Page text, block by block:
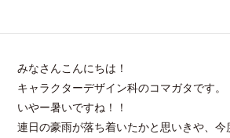
みなさんこんにちは！
キャラクターデザイン科のコマガタです。
いやー暑いですね！！
連日の豪雨が落ち着いたかと思いきや、今